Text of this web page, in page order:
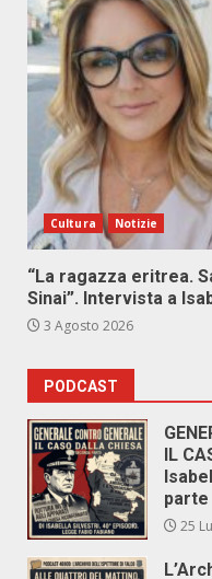
Cultura Notizie
“La ragazza eritrea.
Sinai”. Intervista a
3 Agosto 2026
PODCAST
IL
parte
25